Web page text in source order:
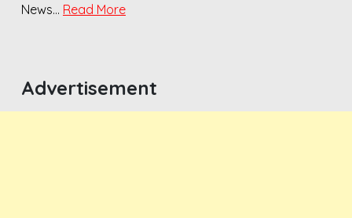
News… Read More
Advertisement